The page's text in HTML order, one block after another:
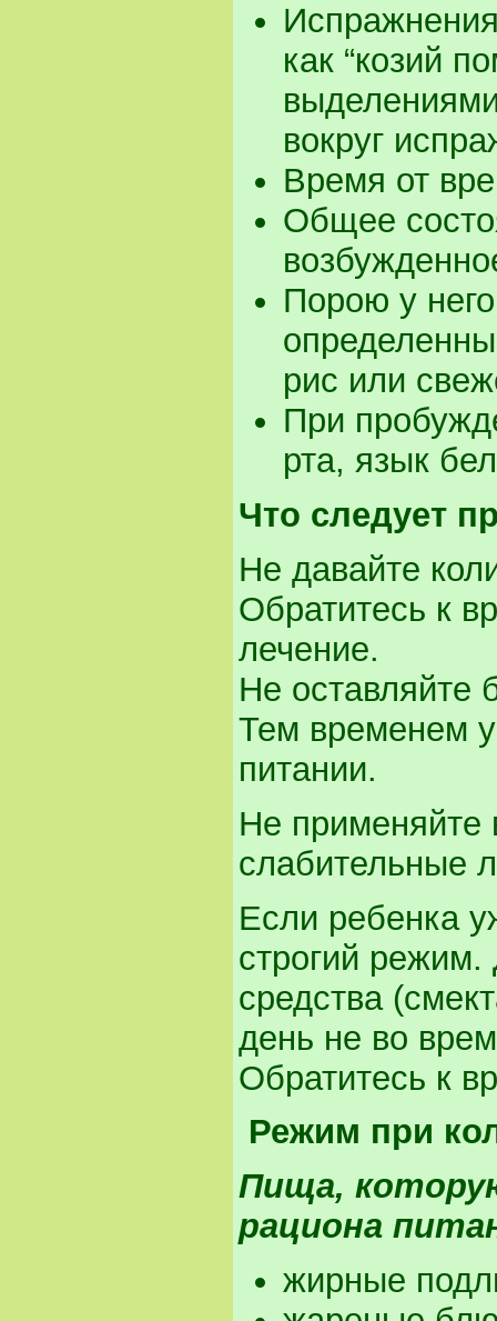
как “козий
вокруг
Время от
Общее
Порою у
рис или
При
рта, язык
Что следует
Не давайте
Обратитесь к
лечение.
Не оставляйте
Тем временем
питании.
Не
слабительные
Если ребенка
строгий
средства
день не во
Обратитесь к
Режим при
Пища,
рациона
жирные